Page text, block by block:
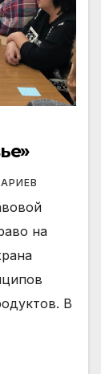
на
В